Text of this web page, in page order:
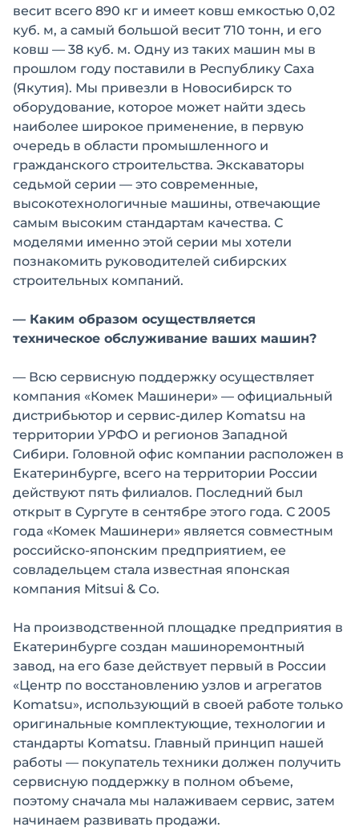
весит всего 890 кг и имеет ковш емкостью 0,02
куб. м, а самый большой весит 710 тонн, и его
ковш — 38 куб. м. Одну из таких машин мы в
прошлом году поставили в Республику Саха
(Якутия). Мы привезли в Новосибирск то
оборудование, которое может найти здесь
наиболее широкое применение, в первую
очередь в области промышленного и
гражданского строительства. Экскаваторы
седьмой серии — это современные,
высокотехнологичные машины, отвечающие
самым высоким стандартам качества. С
моделями именно этой серии мы хотели
познакомить руководителей сибирских
строительных компаний.
— Каким образом осуществляется
техническое обслуживание ваших машин?
— Всю сервисную поддержку осуществляет
компания «Комек Машинери» — официальный
дистрибьютор и сервис-дилер Komatsu на
территории УРФО и регионов Западной
Сибири. Головной офис компании расположен в
Екатеринбурге, всего на территории России
действуют пять филиалов. Последний был
открыт в Сургуте в сентябре этого года. С 2005
года «Комек Машинери» является совместным
российско-японским предприятием, ее
совладельцем стала известная японская
компания Mitsui & Co.
На производственной площадке предприятия в
Екатеринбурге создан машиноремонтный
завод, на его базе действует первый в России
«Центр по восстановлению узлов и агрегатов
Komatsu», использующий в своей работе только
оригинальные комплектующие, технологии и
стандарты Komatsu. Главный принцип нашей
работы — покупатель техники должен получить
сервисную поддержку в полном объеме,
поэтому сначала мы налаживаем сервис, затем
начинаем развивать продажи.